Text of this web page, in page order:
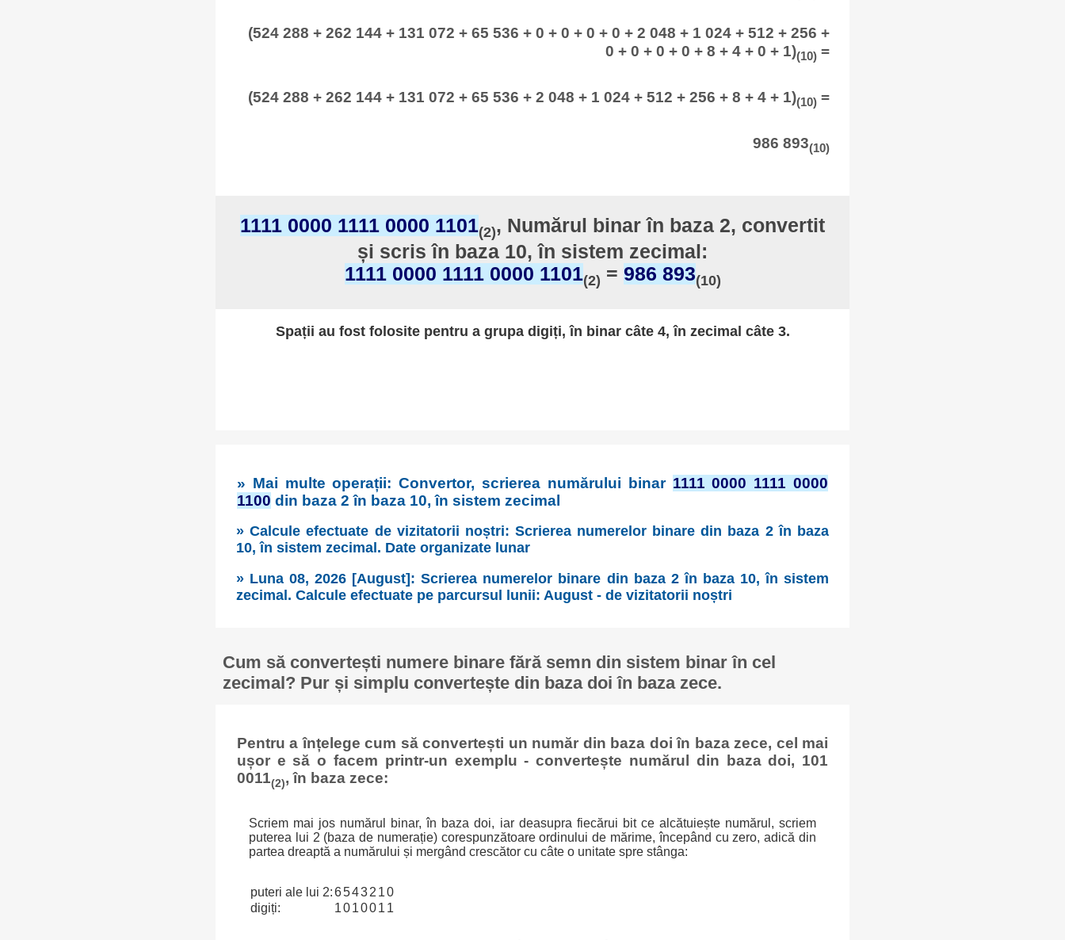
(524 288 + 262 144 + 131 072 + 65 536 + 0 + 0 + 0 + 0 + 2 048 + 1 024 + 512 + 256 +
0 + 0 + 0 + 0 + 8 + 4 + 0 + 1)(10) =
(524 288 + 262 144 + 131 072 + 65 536 + 2 048 + 1 024 + 512 + 256 + 8 + 4 + 1)(10) =
986 893(10)
1111 0000 1111 0000 1101(2), Numărul binar în baza 2, convertit
și scris în baza 10, în sistem zecimal:
1111 0000 1111 0000 1101(2) = 986 893(10)
Spații au fost folosite pentru a grupa digiți, în binar câte 4, în zecimal câte 3.
» Mai multe operații: Convertor, scrierea numărului binar 1111 0000 1111 0000
1100 din baza 2 în baza 10, în sistem zecimal
» Calcule efectuate de vizitatorii noștri: Scrierea numerelor binare din baza 2 în baza
10, în sistem zecimal. Date organizate lunar
» Luna 08, 2026 [August]: Scrierea numerelor binare din baza 2 în baza 10, în sistem
zecimal. Calcule efectuate pe parcursul lunii: August - de vizitatorii noștri
Cum să convertești numere binare fără semn din sistem binar în cel
zecimal? Pur și simplu convertește din baza doi în baza zece.
Pentru a înțelege cum să convertești un număr din baza doi în baza zece, cel mai
ușor e să o facem printr-un exemplu - convertește numărul din baza doi, 101
0011(2), în baza zece:
Scriem mai jos numărul binar, în baza doi, iar deasupra fiecărui bit ce alcătuiește numărul, scriem
puterea lui 2 (baza de numerație) corespunzătoare ordinului de mărime, începând cu zero, adică din
partea dreaptă a numărului și mergând crescător cu câte o unitate spre stânga:
puteri ale lui 2:65432 10
digiți:
101001 1